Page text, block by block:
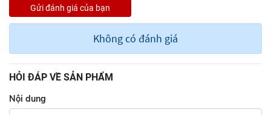
- Dùng trong mỗi bữa sáng hoặc bữa ăn nhẹ cho năng
lượng tràn đầy.
Nơi khô ráo, thoáng mát, tránh ánh nắng trực tiếp.
Không có đánh giá
HỎI ĐÁP VỀ SẢN PHẨM
Nội dung